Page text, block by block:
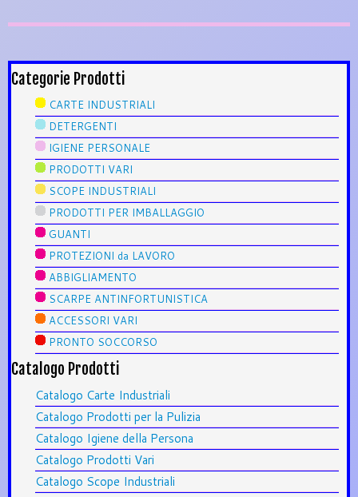
Categorie Prodotti
CARTE INDUSTRIALI
DETERGENTI
IGIENE PERSONALE
PRODOTTI VARI
SCOPE INDUSTRIALI
PRODOTTI PER IMBALLAGGIO
GUANTI
PROTEZIONI da LAVORO
ABBIGLIAMENTO
SCARPE ANTINFORTUNISTICA
ACCESSORI VARI
PRONTO SOCCORSO
Catalogo Prodotti
Catalogo Carte Industriali
Catalogo Prodotti per la Pulizia
Catalogo Igiene della Persona
Catalogo Prodotti Vari
Catalogo Scope Industriali